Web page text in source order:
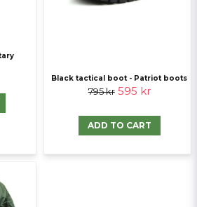
Black tactical boot - Patriot boots
795 kr 595 kr
ADD TO CART